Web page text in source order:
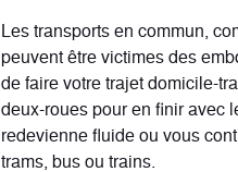
Les transports en commun,
peuvent être victimes des
de faire votre trajet domicile-
deux-roues pour en finir avec
redevienne fluide ou vous
trams, bus ou trains.